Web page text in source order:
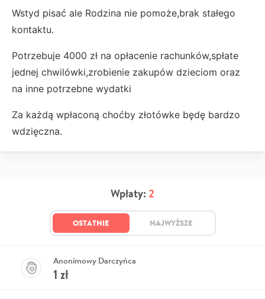
Wstyd pisać ale Rodzina nie pomoże,brak stałego
kontaktu.
Potrzebuje 4000 zł na opłacenie rachunków,spłate
jednej chwilówki,zrobienie zakupów dzieciom oraz
na inne potrzebne wydatki
Za każdą wpłaconą choćby złotówke będę bardzo
wdzięczna.
Wpłaty: 2
OSTATNIE NAJWYŻSZE
Anonimowy Darczyńca
1 zł